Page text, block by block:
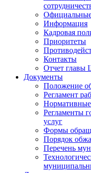
Официальные
Информация
Кадровая
Приоритеты
Контакты
Отчет главы
Документы
Положение
Регламент
Регламенты
услуг
Формы
Порядок
Перечень